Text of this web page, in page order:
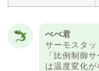
ぺぺ君
サーモスタ
「比例制御
は温度変化